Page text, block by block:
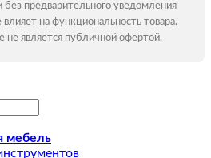
предварительного уведомления
влияет на функциональность товара.
не является публичной офертой.
мебель